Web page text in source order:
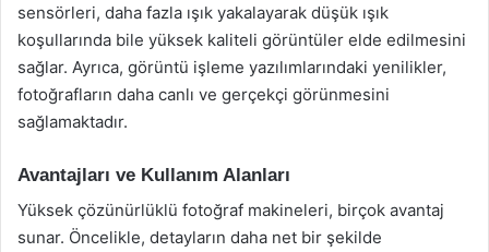
sensörleri, daha fazla ışık yakalayarak düşük ışık
koşullarında bile yüksek kaliteli görüntüler elde edilmesini
sağlar. Ayrıca, görüntü işleme yazılımlarındaki yenilikler,
fotoğrafların daha canlı ve gerçekçi görünmesini
sağlamaktadır.
Avantajları ve Kullanım Alanları
Yüksek çözünürlüklü fotoğraf makineleri, birçok avantaj
sunar. Öncelikle, detayların daha net bir şekilde